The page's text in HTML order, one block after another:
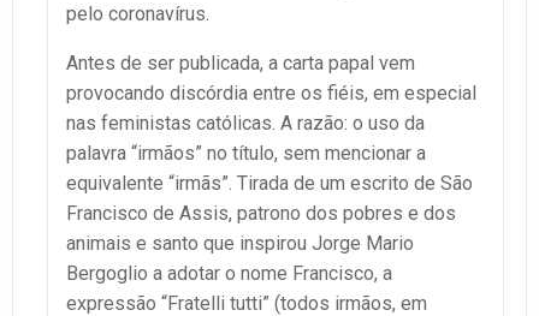
pelo coronavírus.
Antes de ser publicada, a carta papal vem
provocando discórdia entre os fiéis, em especial
nas feministas católicas. A razão: o uso da
palavra “irmãos” no título, sem mencionar a
equivalente “irmãs”. Tirada de um escrito de São
Francisco de Assis, patrono dos pobres e dos
animais e santo que inspirou Jorge Mario
Bergoglio a adotar o nome Francisco, a
expressão “Fratelli tutti” (todos irmãos, em